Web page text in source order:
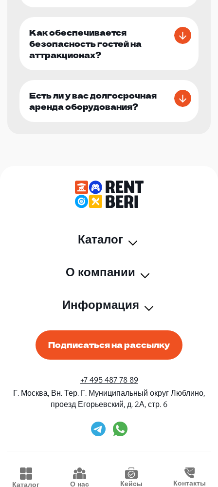
Каталог О нас Кейсы Контакты
Как обеспечивается
безопасность гостей на
аттракционах?
Есть ли у вас долгосрочная
аренда оборудования?
Каталог
О компании
Информация
Подписаться на рассылку
+7 495 487 78 89
Г. Москва, Вн. Тер. Г. Муниципальный округ Люблино,
проезд Егорьевский, д. 2А, стр. 6
Дизайн и разработка
Конструктивные решения